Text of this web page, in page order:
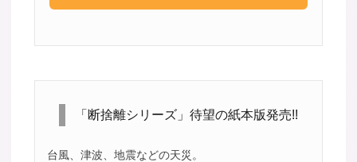
「断捨離シリーズ」待望の紙本版発売!!
台風、津波、地震などの天災。